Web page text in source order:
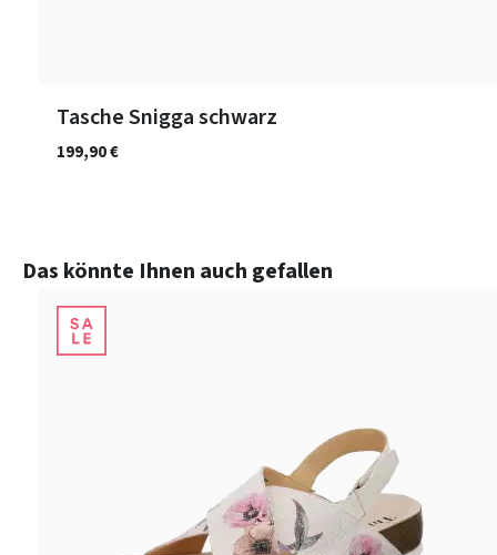
Tasche Snigga schwarz
199,90 €
Produktgalerie überspringen
Das könnte Ihnen auch gefallen